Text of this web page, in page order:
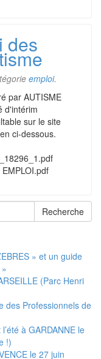
des
emploi.
par AUTISME
d'intérim
sur le site
ci-dessous.
Recherche
» et un guide
(Parc Henri
des Professionnels de
à GARDANNE le
!)
le 27 juin